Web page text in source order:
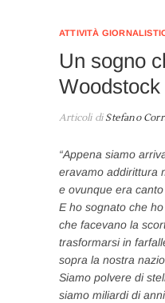
ATTIVITÀ
Un sogno
Woodstock
Articoli diStefano
“Appena siamo
eravamo addirittura
e ovunque era
E ho sognato che
che facevano la
trasformarsi in
sopra la nostra
Siamo polvere di
siamo miliardi di